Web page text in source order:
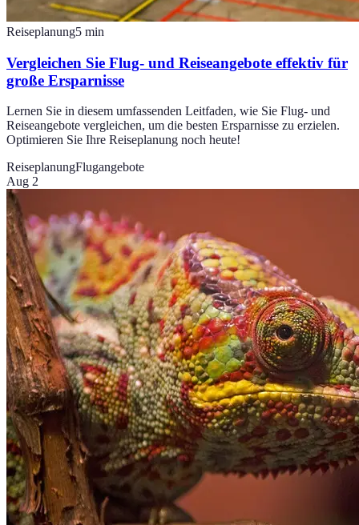
Reiseplanung5 min
Vergleichen Sie Flug- und Reiseangebote effektiv für
große Ersparnisse
Lernen Sie in diesem umfassenden Leitfaden, wie Sie Flug- und
Reiseangebote vergleichen, um die besten Ersparnisse zu erzielen.
Optimieren Sie Ihre Reiseplanung noch heute!
ReiseplanungFlugangebote
Aug 2